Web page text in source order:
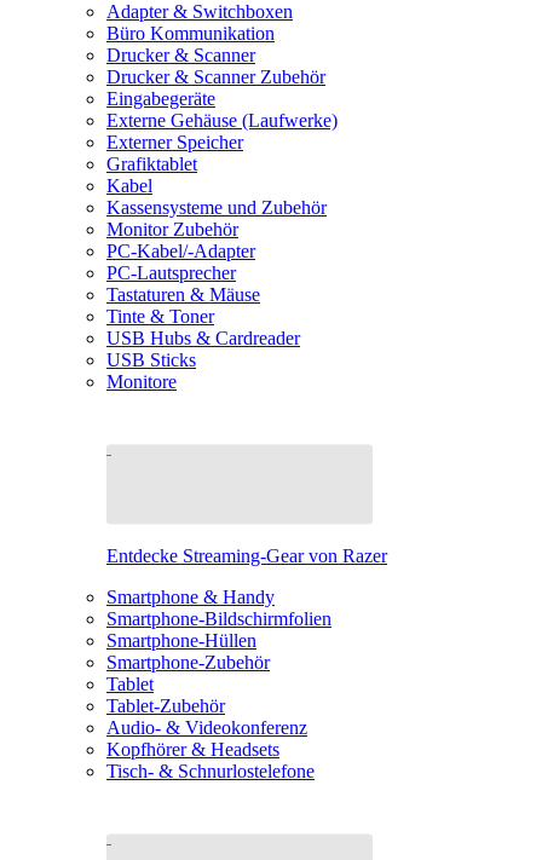
Adapter & Switchboxen
Büro Kommunikation
Drucker & Scanner
Drucker & Scanner Zubehör
Eingabegeräte
Externe Gehäuse (Laufwerke)
Externer Speicher
Grafiktablet
Kabel
Kassensysteme und Zubehör
Monitor Zubehör
PC-Kabel/-Adapter
PC-Lautsprecher
Tastaturen & Mäuse
Tinte & Toner
USB Hubs & Cardreader
USB Sticks
Monitore
Entdecke Streaming-Gear von Razer
Smartphone & Handy
Smartphone-Bildschirmfolien
Smartphone-Hüllen
Smartphone-Zubehör
Tablet
Tablet-Zubehör
Audio- & Videokonferenz
Kopfhörer & Headsets
Tisch- & Schnurlostelefone